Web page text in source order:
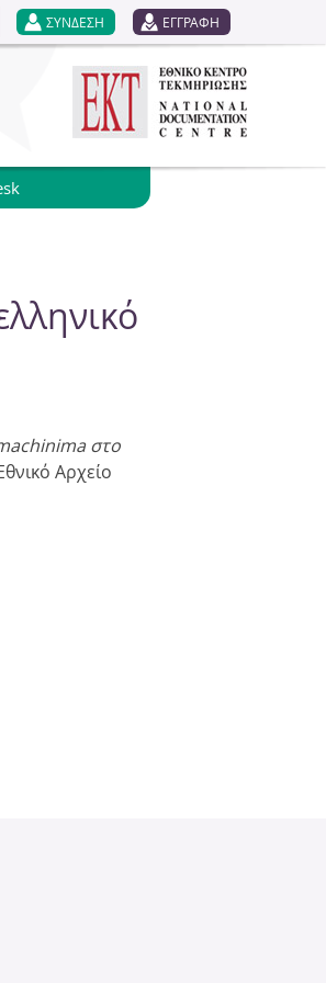
ΣΥΝΔΕΣΗ ΕΓΓΡΑΦΗ
στο
Αρχείο